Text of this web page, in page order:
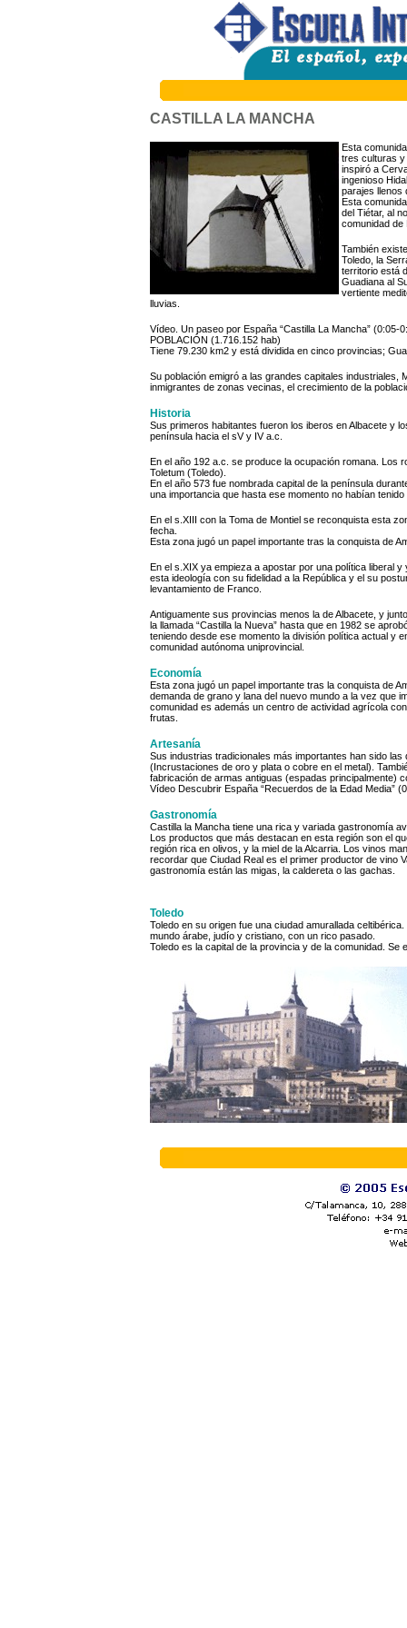
CASTILLA LA MANCHA
Esta
tres culturas y
inspiró a
ingenioso
parajes llenos
Esta
del Tiétar, al
comunidad de
También
Toledo, la
territorio está
Guadiana al
vertiente
lluvias.
Vídeo. Un paseo por España “Castilla La Mancha” (0:05-
POBLACIÓN (1.716.152 hab)
Tiene 79.230 km2 y está dividida en cinco provincias;
Su población emigró a las grandes capitales industriales,
inmigrantes de zonas vecinas, el crecimiento de la
Historia
Sus primeros habitantes fueron los iberos en Albacete y
península hacia el sV y IV a.c.
En el año 192 a.c. se produce la ocupación romana. Los
Toletum (Toledo).
En el año 573 fue nombrada capital de la península
una importancia que hasta ese momento no habían
En el s.XIII con la Toma de Montiel se reconquista esta
fecha.
Esta zona jugó un papel importante tras la conquista de
En el s.XIX ya empieza a apostar por una política liberal
esta ideología con su fidelidad a la República y el su
levantamiento de Franco.
Antiguamente sus provincias menos la de Albacete, y
la llamada “Castilla la Nueva” hasta que en 1982 se
teniendo desde ese momento la división política actual y
comunidad autónoma uniprovincial.
Economía
Esta zona jugó un papel importante tras la conquista de
demanda de grano y lana del nuevo mundo a la vez que
comunidad es además un centro de actividad agrícola
frutas.
Artesanía
Sus industrias tradicionales más importantes han sido
(Incrustaciones de oro y plata o cobre en el metal).
fabricación de armas antiguas (espadas principalmente)
Vídeo Descubrir España “Recuerdos de la Edad Media”
Gastronomía
Castilla la Mancha tiene una rica y variada gastronomía
Los productos que más destacan en esta región son el
región rica en olivos, y la miel de la Alcarria. Los vinos
recordar que Ciudad Real es el primer productor de vino
gastronomía están las migas, la caldereta o las gachas.
Toledo
Toledo en su origen fue una ciudad amurallada
mundo árabe, judío y cristiano, con un rico pasado.
Toledo es la capital de la provincia y de la comunidad.